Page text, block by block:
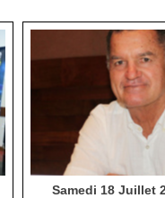
Samedi 18 Juillet